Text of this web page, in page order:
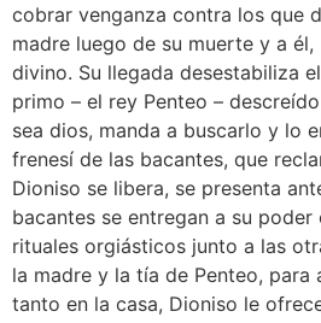
cobrar venganza contra los que
madre luego de su muerte y a
divino. Su llegada desestabiliza
primo – el rey Penteo –
sea dios, manda a buscarlo y lo
frenesí de las bacantes, que
Dioniso se libera, se presenta
bacantes se entregan a su
rituales orgiásticos junto a las
la madre y la tía de Penteo, para
tanto en la casa, Dioniso le